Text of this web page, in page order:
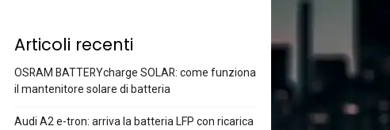
Articoli recenti
OSRAM BATTERYcharge SOLAR: come funziona
il mantenitore solare di batteria
Audi A2 e-tron: arriva la batteria LFP con ricarica